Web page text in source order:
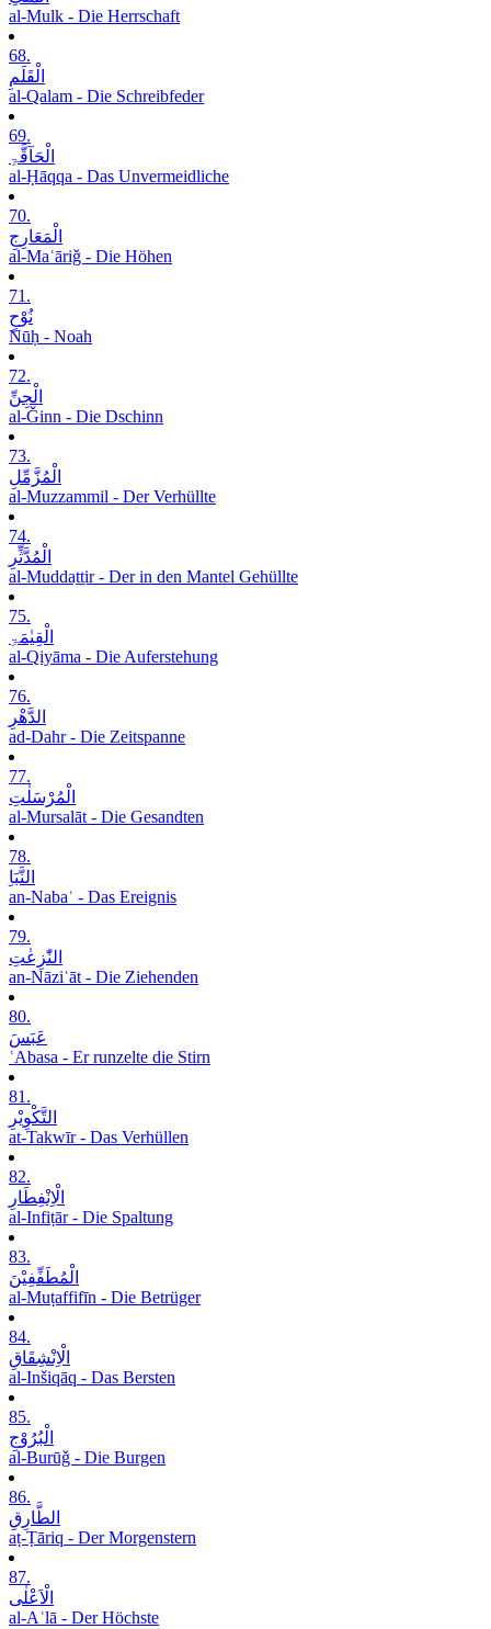
al-Mulk - Die Herrschaft
68.
الْقَلَمِ
al-Qalam - Die Schreibfeder
69.
الْحَآقَّۃِ
al-Ḥāqqa - Das Unvermeidliche
70.
الْمَعَارِجِ
al-Maʿāriǧ - Die Höhen
71.
نُوْحٍ
Nūḥ - Noah
72.
الْجِنِّ
al-Ǧinn - Die Dschinn
73.
الْمُزَّمِّلِ
al-Muzzammil - Der Verhüllte
74.
الْمُدَّثِّرِ
al-Muddaṯṯir - Der in den Mantel Gehüllte
75.
الْقِیٰمَۃِ
al-Qiyāma - Die Auferstehung
76.
الدَّھْرِ
ad-Dahr - Die Zeitspanne
77.
الْمُرْسَلٰتِ
al-Mursalāt - Die Gesandten
78.
النَّبَاِ
an-Nabaʾ - Das Ereignis
79.
النّٰزِعٰتِ
an-Nāziʿāt - Die Ziehenden
80.
عَبَسَ
ʿAbasa - Er runzelte die Stirn
81.
التَّکْوِیْرِ
at-Takwīr - Das Verhüllen
82.
الْاِنْفِطَارِ
al-Infiṭār - Die Spaltung
83.
الْمُطَفِّفِیْنَ
al-Muṭaffifīn - Die Betrüger
84.
الْاِنْشِقَاقِ
al-Inšiqāq - Das Bersten
85.
الْبُرُوْجِ
al-Burūǧ - Die Burgen
86.
الطَّارِقِ
aṭ-Ṭāriq - Der Morgenstern
87.
الْاَعْلٰی
al-Aʿlā - Der Höchste